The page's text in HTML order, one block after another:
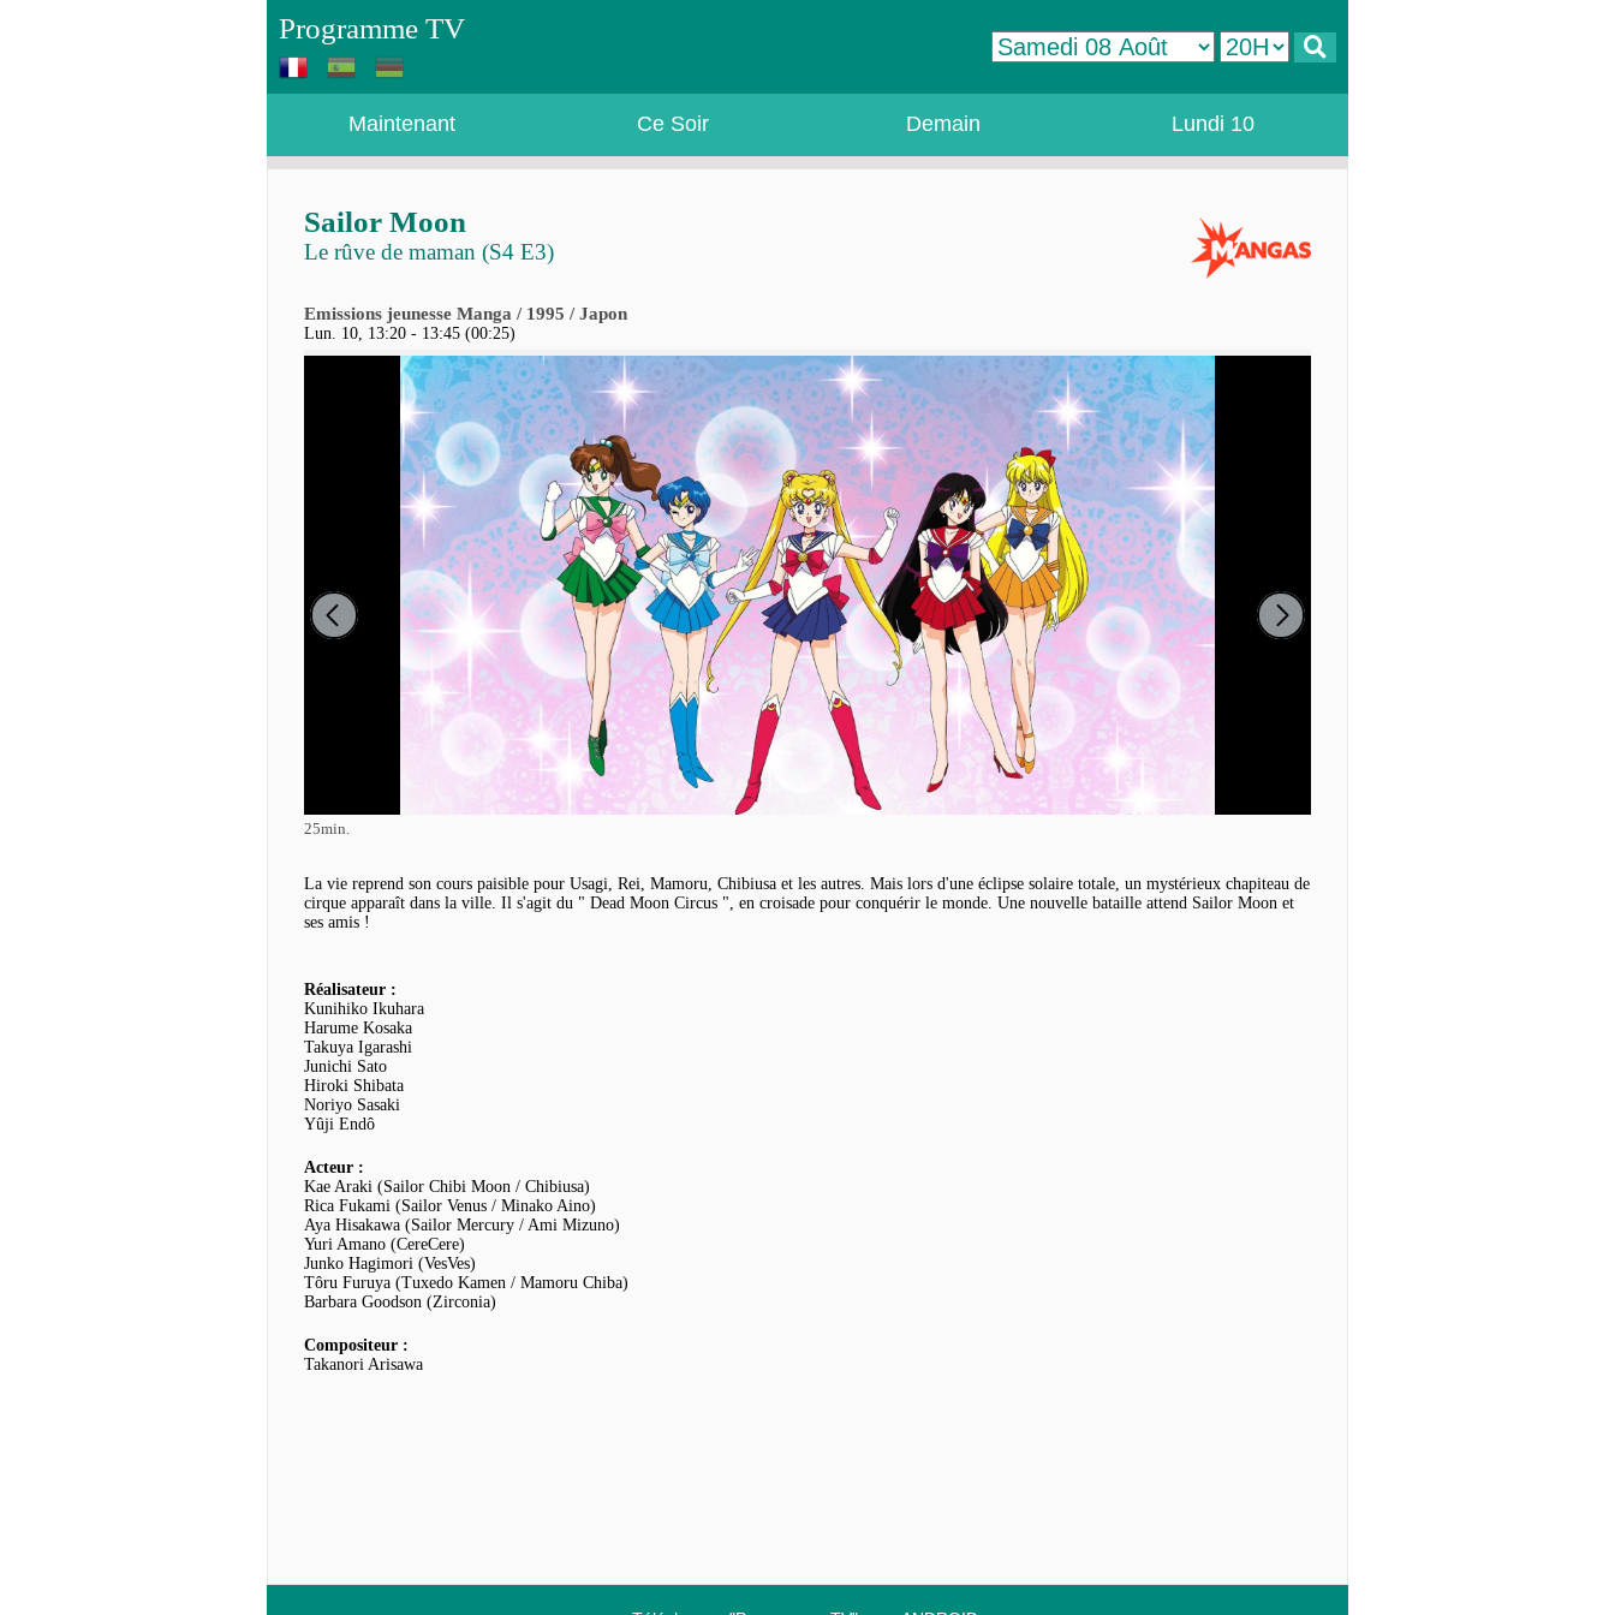
Programme TV
Maintenant Ce Soir Demain Lundi 10
Sailor Moon
Le rûve de maman (S4 E3)
Emissions jeunesse Manga / 1995 / Japon
Lun. 10, 13:20 - 13:45 (00:25)
25min.
La vie reprend son cours paisible pour Usagi, Rei, Mamoru, Chibiusa et les autres. Mais lors d'une éclipse solaire totale, un mystérieux chapiteau de
cirque apparaît dans la ville. Il s'agit du " Dead Moon Circus ", en croisade pour conquérir le monde. Une nouvelle bataille attend Sailor Moon et
ses amis !
Réalisateur :
Kunihiko Ikuhara
Harume Kosaka
Takuya Igarashi
Junichi Sato
Hiroki Shibata
Noriyo Sasaki
Yûji Endô
Acteur :
Kae Araki (Sailor Chibi Moon / Chibiusa)
Rica Fukami (Sailor Venus / Minako Aino)
Aya Hisakawa (Sailor Mercury / Ami Mizuno)
Yuri Amano (CereCere)
Junko Hagimori (VesVes)
Tôru Furuya (Tuxedo Kamen / Mamoru Chiba)
Barbara Goodson (Zirconia)
Compositeur :
Takanori Arisawa